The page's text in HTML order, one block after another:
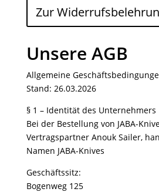
Zur
Unsere AGB
Allgemeine
Stand: 26.03.2026
§ 1 – Identität des Unternehmers
Bei der Bestellung von JABA-
Vertragspartner Anouk Sailer,
Namen JABA-Knives
Geschäftssitz:
Bogenweg 125